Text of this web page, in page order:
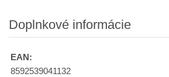
Doplnkové informácie
EAN:
8592539041132